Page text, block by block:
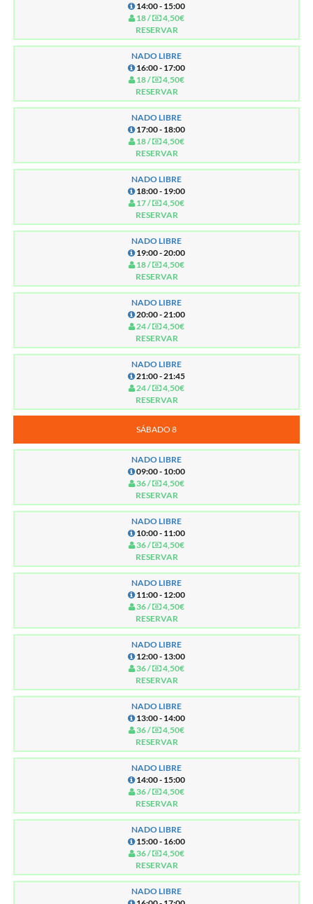
14:00 - 15:00
18 /
4,50€
RESERVAR
NADO LIBRE
16:00 - 17:00
18 /
4,50€
RESERVAR
NADO LIBRE
17:00 - 18:00
18 /
4,50€
RESERVAR
NADO LIBRE
18:00 - 19:00
17 /
4,50€
RESERVAR
NADO LIBRE
19:00 - 20:00
18 /
4,50€
RESERVAR
NADO LIBRE
20:00 - 21:00
24 /
4,50€
RESERVAR
NADO LIBRE
21:00 - 21:45
24 /
4,50€
RESERVAR
SÁBADO 8
NADO LIBRE
09:00 - 10:00
36 /
4,50€
RESERVAR
NADO LIBRE
10:00 - 11:00
36 /
4,50€
RESERVAR
NADO LIBRE
11:00 - 12:00
36 /
4,50€
RESERVAR
NADO LIBRE
12:00 - 13:00
36 /
4,50€
RESERVAR
NADO LIBRE
13:00 - 14:00
36 /
4,50€
RESERVAR
NADO LIBRE
14:00 - 15:00
36 /
4,50€
RESERVAR
NADO LIBRE
15:00 - 16:00
36 /
4,50€
RESERVAR
NADO LIBRE